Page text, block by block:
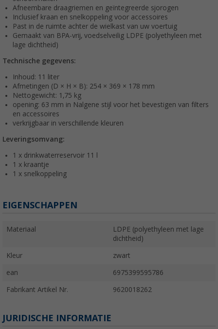
Afneembare draagriemen en geïntegreerde sjorogen
Inclusief kraan en snelkoppeling voor accessoires
Past in de ruimte achter de wielkast van uw voertuig
Gemaakt van BPA-vrij, voedselveilig LDPE (polyethyleen met
lage dichtheid)
Technische gegevens:
Inhoud: 11 liter
Afmetingen (D × H × B): 254 × 369 × 178 mm
Nettogewicht: 1,75 kg
opening: 63 mm in Nalgene stijl voor het bevestigen van filters
en accessoires
verkrijgbaar in verschillende kleuren
Leveringsomvang:
1 x drinkwaterreservoir 11 l
1 x kraantje
1 x snelkoppeling
EIGENSCHAPPEN
Materiaal
LDPE (polyethyleen met lage
dichtheid)
Kleur zwart
ean 6975399595786
Fabrikant Artikel Nr. 9620018262
JURIDISCHE INFORMATIE